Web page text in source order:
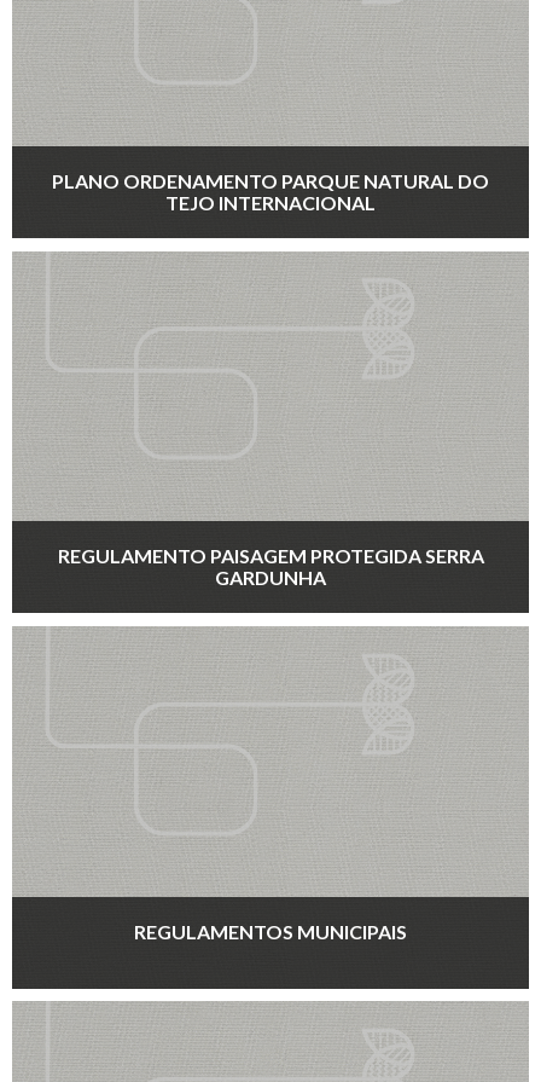
PLANO ORDENAMENTO PARQUE NATURAL DO
TEJO INTERNACIONAL
REGULAMENTO PAISAGEM PROTEGIDA SERRA
GARDUNHA
REGULAMENTOS MUNICIPAIS